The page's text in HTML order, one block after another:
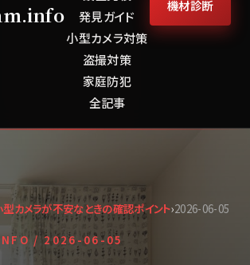
発見ガイド
小型カメラ対策
盗撮対策
家庭防犯
全記事
機材診断
型カメラが不安なときの確認ポイント›2026-06-05
/ 2026-06-05